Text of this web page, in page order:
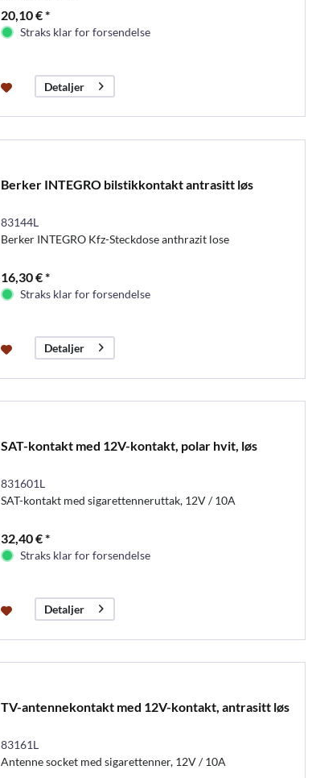
20,10 € *
Straks klar for forsendelse
Detaljer
Berker INTEGRO bilstikkontakt antrasitt løs
83144L
Berker INTEGRO Kfz-Steckdose anthrazit lose
16,30 € *
Straks klar for forsendelse
Detaljer
SAT-kontakt med 12V-kontakt, polar hvit, løs
831601L
SAT-kontakt med sigarettenneruttak, 12V / 10A
32,40 € *
Straks klar for forsendelse
Detaljer
TV-antennekontakt med 12V-kontakt, antrasitt løs
83161L
Antenne socket med sigarettenner, 12V / 10A